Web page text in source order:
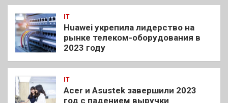
IT
Huawei укрепила лидерство на
рынке телеком-оборудования в
2023 году
IT
Acer и Asustek завершили 2023
год с падением выручки